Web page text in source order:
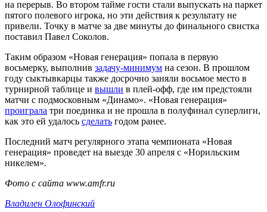
на перерыв. Во втором тайме гости стали выпускать на паркет
пятого полевого игрока, но эти действия к результату не
привели. Точку в матче за две минуты до финального свистка
поставил Павел Соколов.
Таким образом «Новая генерация» попала в первую
восьмерку, выполнив задачу-минимум на сезон. В прошлом
году сыктывкарцы также досрочно заняли восьмое место в
турнирной таблице и вышли в плей-офф, где им предстояли
матчи с подмосковным «Динамо». «Новая генерация»
проиграла три поединка и не прошла в полуфинал суперлиги,
как это ей удалось сделать годом ранее.
Последний матч регулярного этапа чемпионата «Новая
генерация» проведет на выезде 30 апреля с «Норильским
никелем».
Фото с сайта www.amfr.ru
Владилен Олофинский